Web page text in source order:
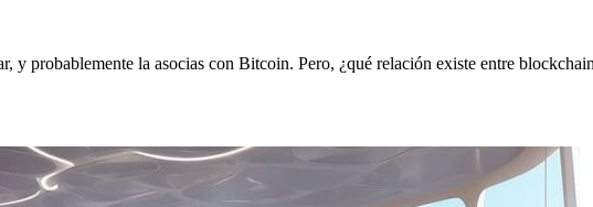
y probablemente la asocias con Bitcoin. Pero, ¿qué relación existe entre